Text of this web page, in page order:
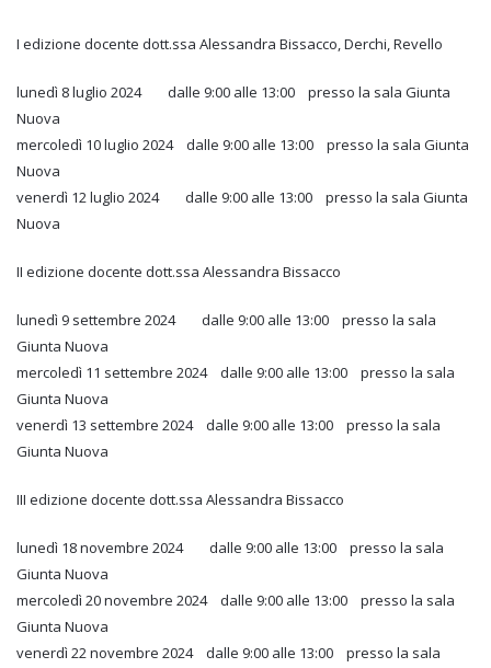
I edizione docente dott.ssa Alessandra Bissacco, Derchi, Revello
lunedì 8 luglio 2024 dalle 9:00 alle 13:00 presso la sala Giunta
Nuova
mercoledì 10 luglio 2024 dalle 9:00 alle 13:00 presso la sala Giunta
Nuova
venerdì 12 luglio 2024 dalle 9:00 alle 13:00 presso la sala Giunta
Nuova
II edizione docente dott.ssa Alessandra Bissacco
lunedì 9 settembre 2024 dalle 9:00 alle 13:00 presso la sala
Giunta Nuova
mercoledì 11 settembre 2024 dalle 9:00 alle 13:00 presso la sala
Giunta Nuova
venerdì 13 settembre 2024 dalle 9:00 alle 13:00 presso la sala
Giunta Nuova
III edizione docente dott.ssa Alessandra Bissacco
lunedì 18 novembre 2024 dalle 9:00 alle 13:00 presso la sala
Giunta Nuova
mercoledì 20 novembre 2024 dalle 9:00 alle 13:00 presso la sala
Giunta Nuova
venerdì 22 novembre 2024 dalle 9:00 alle 13:00 presso la sala